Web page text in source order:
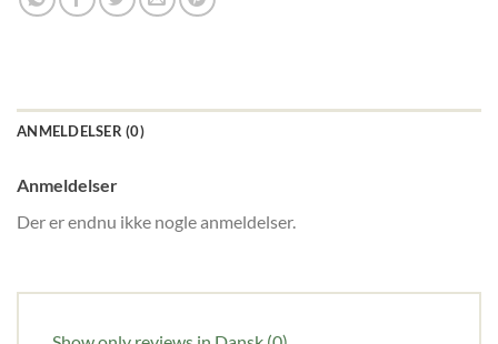
ANMELDELSER (0)
Anmeldelser
Der er endnu ikke nogle anmeldelser.